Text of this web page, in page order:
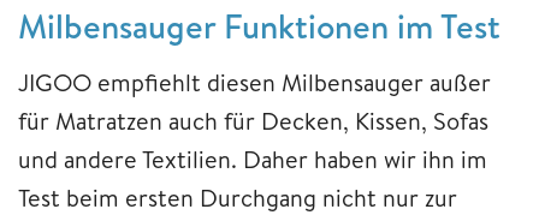
Milbensauger Funktionen im Test
JIGOO empfiehlt diesen Milbensauger außer
für Matratzen auch für Decken, Kissen, Sofas
und andere Textilien. Daher haben wir ihn im
Test beim ersten Durchgang nicht nur zur